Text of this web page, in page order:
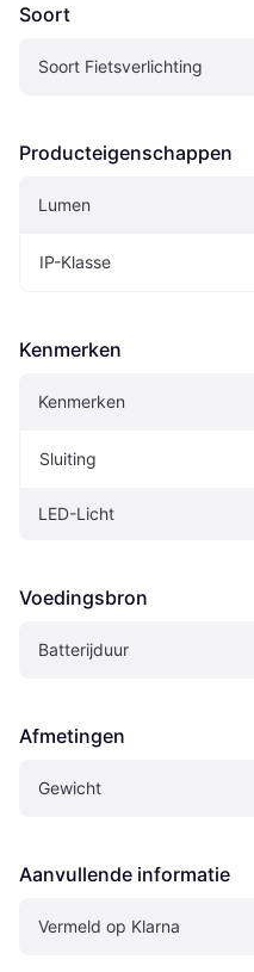
Soort
Soort Fietsverlichting
Producteigenschappen
Lumen
IP-Klasse
Kenmerken
Kenmerken
Sluiting
LED-Licht
Voedingsbron
Batterijduur
Afmetingen
Gewicht
Aanvullende informatie
Vermeld op Klarna